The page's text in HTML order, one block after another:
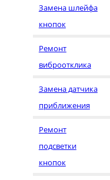
Замена шлейфа
кнопок
Ремонт
виброотклика
Замена датчика
приближения
Ремонт
подсветки
кнопок